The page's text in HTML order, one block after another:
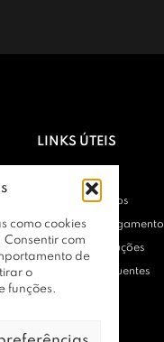
como cookies
com
de
o
funções.
LINKS ÚTEIS
Contactos
Entregas e Envios
Métodos de Pagamento
Trocas e Devoluções
Perguntas Frequentes